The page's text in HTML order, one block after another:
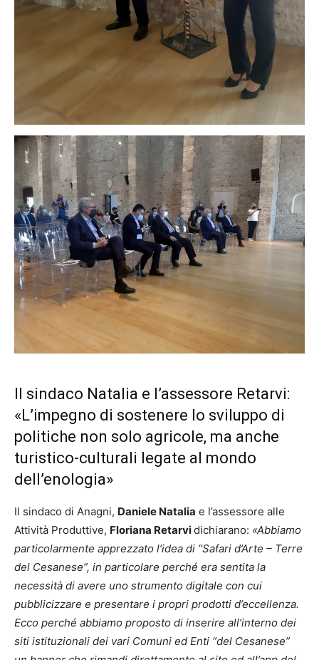
Il sindaco Natalia e l’assessore Retarvi:
«L’impegno di sostenere lo sviluppo di
politiche non solo agricole, ma anche
turistico-culturali legate al mondo
dell’enologia»
Il sindaco di Anagni, Daniele Natalia e l’assessore alle
Attività Produttive, Floriana Retarvidichiarano: «Abbiamo
particolarmente apprezzato l’idea di “Safari d’Arte – Terre
del Cesanese”, in particolare perché era sentita la
necessità di avere uno strumento digitale con cui
pubblicizzare e presentare i propri prodotti d’eccellenza.
Ecco perché abbiamo proposto di inserire all’interno dei
siti istituzionali dei vari Comuni ed Enti “del Cesanese”